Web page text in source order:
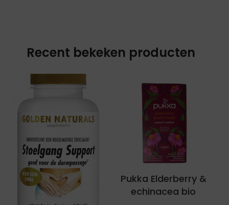
Recent bekeken producten
Pukka Elderberry &
echinacea bio